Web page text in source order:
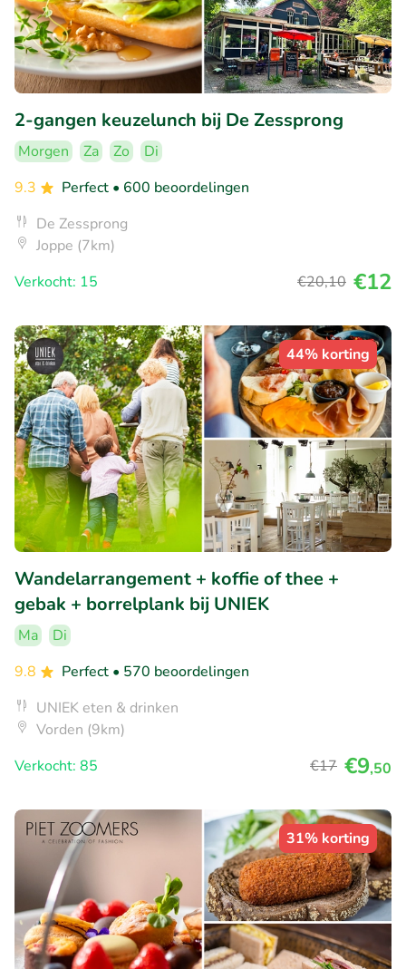
2-gangen keuzelunch bij De Zessprong
Morgen Za Zo
Di
9.3
Perfect • 600 beoordelingen
De Zessprong
Joppe (7km)
Verkocht: 15
€20,10 €12
44% korting
Wandelarrangement + koffie of thee +
gebak + borrelplank bij UNIEK
Ma
Di
9.8
Perfect • 570 beoordelingen
UNIEK eten & drinken
Vorden (9km)
Verkocht: 85
€17 €9,50
31% korting